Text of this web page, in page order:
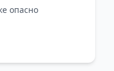
опасно